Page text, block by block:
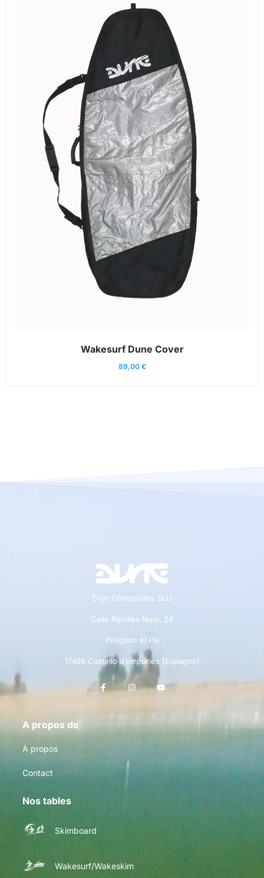
Wakesurf Dune Cover
89,00 €
Crys Composites SLU
Calle Ripolles Num. 24
Polígono el Pla
17486 Castello d’empuries (Espagne)
A propos de
À propos
Contact
Nos tables
Skimboard
Wakesurf/Wakeskim